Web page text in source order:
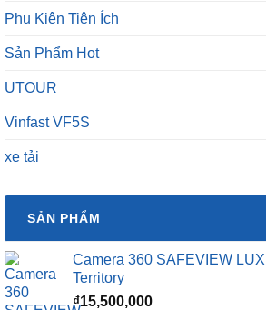
Phụ Kiện Tiện Ích
Sản Phẩm Hot
UTOUR
Vinfast VF5S
xe tải
SẢN PHẨM
Camera 360 SAFEVIEW
Territory
₫15,500,000